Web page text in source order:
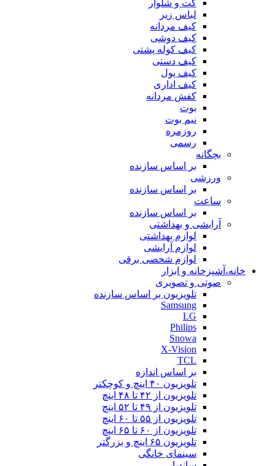
کت و شلوار
لباس زیر
کیف مردانه
کیف دوشی
کیف کوله پشتی
کیف دستی
کیف پول
کیف اداری
کفش مردانه
بوت
نیم بوت
روزمره
رسمی
بچگانه
بر اساس سازنده
ورزشی
بر اساس سازنده
ساعت
بر اساس سازنده
آرایشی و بهداشتی
لوازم بهداشتی
لوازم آرایشی
لوازم شخصی برقی
خانه،آشپزخانه و ابزار
صوتی و تصویری
تلویزیون بر اساس سازنده
Samsung
LG
Philips
Snowa
X-Vision
TCL
بر اساس اندازه
تلویزیون ۴۰ اینچ و کوچکتر
تلویزیون از ۴۲ تا ۴۸ اینچ
تلویزیون از ۴۹ تا ۵۲ اینچ
تلویزیون از ۵۵ تا ۶۰ اینچ
تلویزیون از ۶۰ تا ۶۵ اینچ
تلویزیون ۶۵ اینچ و بزرگتر
سینمای خانگی